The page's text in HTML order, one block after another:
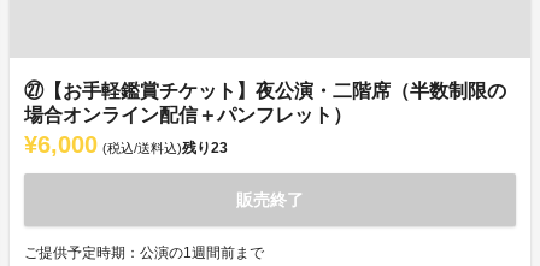
㉗【お手軽鑑賞チケット】夜公演・二階席（半数制限の
場合オンライン配信＋パンフレット）
¥6,000 (税込/送料込)残り23
販売終了
ご提供予定時期：公演の1週間前まで